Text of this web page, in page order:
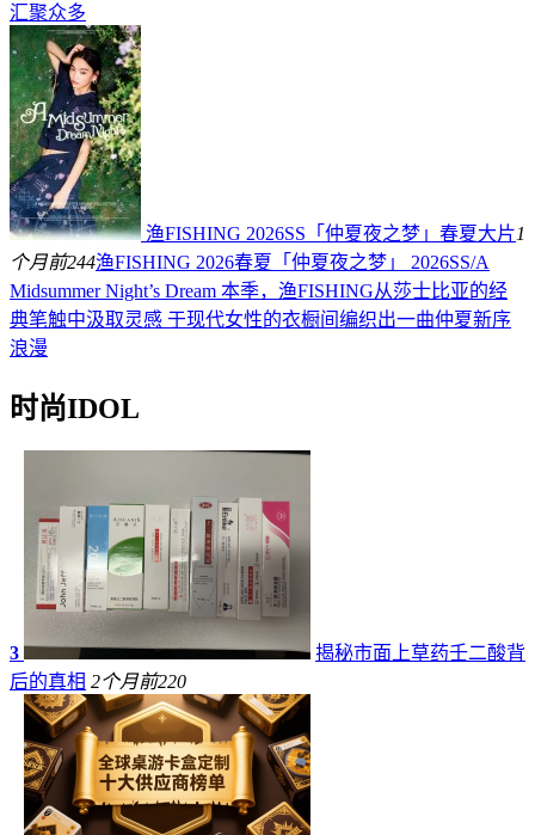
汇聚众多
渔FISHING 2026SS「仲夏夜之梦」春夏大片1
个月前244渔FISHING 2026春夏「仲夏夜之梦」 2026SS/A
Midsummer Night’s Dream 本季，渔FISHING从莎士比亚的经
典笔触中汲取灵感 于现代女性的衣橱间编织出一曲仲夏新序
浪漫
时尚IDOL
3
揭秘市面上草药壬二酸背
后的真相 2个月前220